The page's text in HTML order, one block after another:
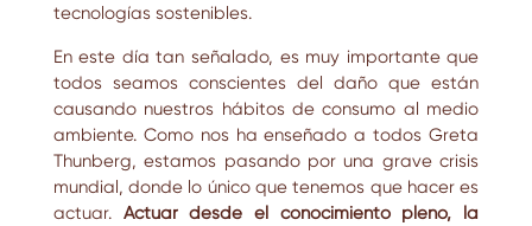
tecnologías sostenibles.
En este día tan señalado, es muy importante que
todos seamos conscientes del daño que están
causando nuestros hábitos de consumo al medio
ambiente. Como nos ha enseñado a todos Greta
Thunberg, estamos pasando por una grave crisis
mundial, donde lo único que tenemos que hacer es
actuar. Actuar desde el conocimiento pleno, la